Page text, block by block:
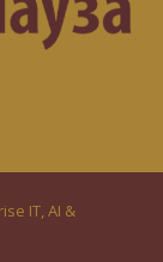
IT, AI &